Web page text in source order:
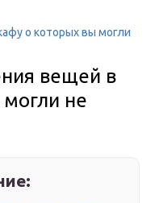
о которых вы могли
вещей в
не